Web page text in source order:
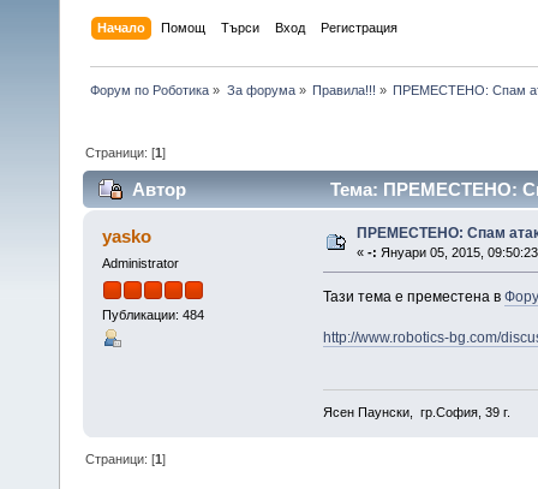
Начало Помощ Търси Вход Регистрация
Форум по Роботика » За форума» Правила!!! » ПРЕМЕСТЕНО: Спам
Страници: [1]
Автор Тема: ПРЕМЕСТЕНО:
yasko
Administrator
Публикации: 484
ПРЕМЕСТЕНО: Спам
« -: Януари 05, 2015,
Тази тема е преместена в
http://www.robotics-bg.com/
Ясен Паунски, гр.София, 39 г.
Страници: [1]